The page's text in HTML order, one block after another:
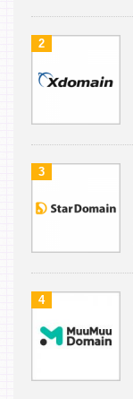
2
3
4